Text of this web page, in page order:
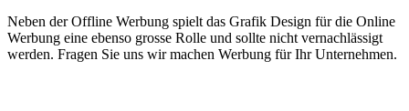
Neben der Offline Werbung spielt das Grafik Design für die Online
Werbung eine ebenso grosse Rolle und sollte nicht vernachlässigt
werden. Fragen Sie uns wir machen Werbung für Ihr Unternehmen.